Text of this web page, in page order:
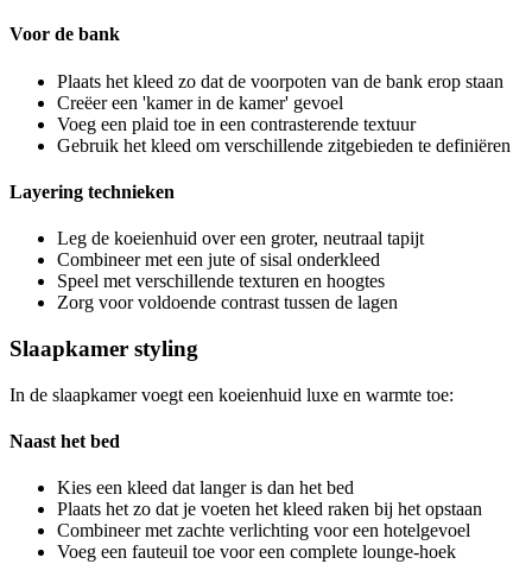
Voor de bank
Plaats het kleed zo dat de voorpoten van de bank erop staan
Creëer een 'kamer in de kamer' gevoel
Voeg een plaid toe in een contrasterende textuur
Gebruik het kleed om verschillende zitgebieden te definiëren
Layering technieken
Leg de koeienhuid over een groter, neutraal tapijt
Combineer met een jute of sisal onderkleed
Speel met verschillende texturen en hoogtes
Zorg voor voldoende contrast tussen de lagen
Slaapkamer styling
In de slaapkamer voegt een koeienhuid luxe en warmte toe:
Naast het bed
Kies een kleed dat langer is dan het bed
Plaats het zo dat je voeten het kleed raken bij het opstaan
Combineer met zachte verlichting voor een hotelgevoel
Voeg een fauteuil toe voor een complete lounge-hoek